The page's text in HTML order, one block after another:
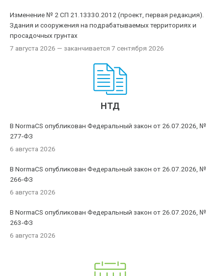
Изменение № 2 СП 21.13330.2012 (проект, первая редакция).
Здания и сооружения на подрабатываемых территориях и
просадочных грунтах
7 августа 2026 — заканчивается 7 сентября 2026
НТД
В NormaCS опубликован Федеральный закон от 26.07.2026, №
277-ФЗ
6 августа 2026
В NormaCS опубликован Федеральный закон от 26.07.2026, №
266-ФЗ
6 августа 2026
В NormaCS опубликован Федеральный закон от 26.07.2026, №
263-ФЗ
6 августа 2026